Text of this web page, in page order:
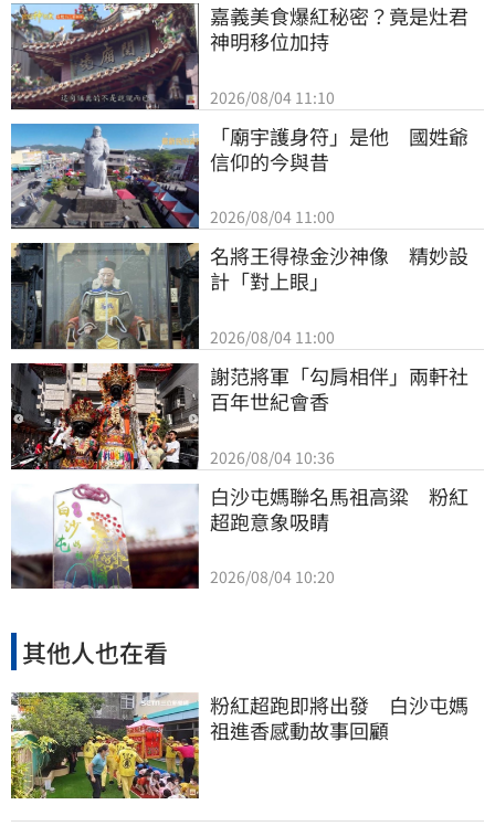
嘉義美食爆紅秘密？竟是灶君
神明移位加持
2026/08/04 11:10
「廟宇護身符」是他　國姓爺
信仰的今與昔
2026/08/04 11:00
名將王得祿金沙神像　精妙設
計「對上眼」
2026/08/04 11:00
謝范將軍「勾肩相伴」兩軒社
百年世紀會香
2026/08/04 10:36
白沙屯媽聯名馬祖高粱　粉紅
超跑意象吸睛
2026/08/04 10:20
其他人也在看
粉紅超跑即將出發 白沙屯媽
祖進香感動故事回顧